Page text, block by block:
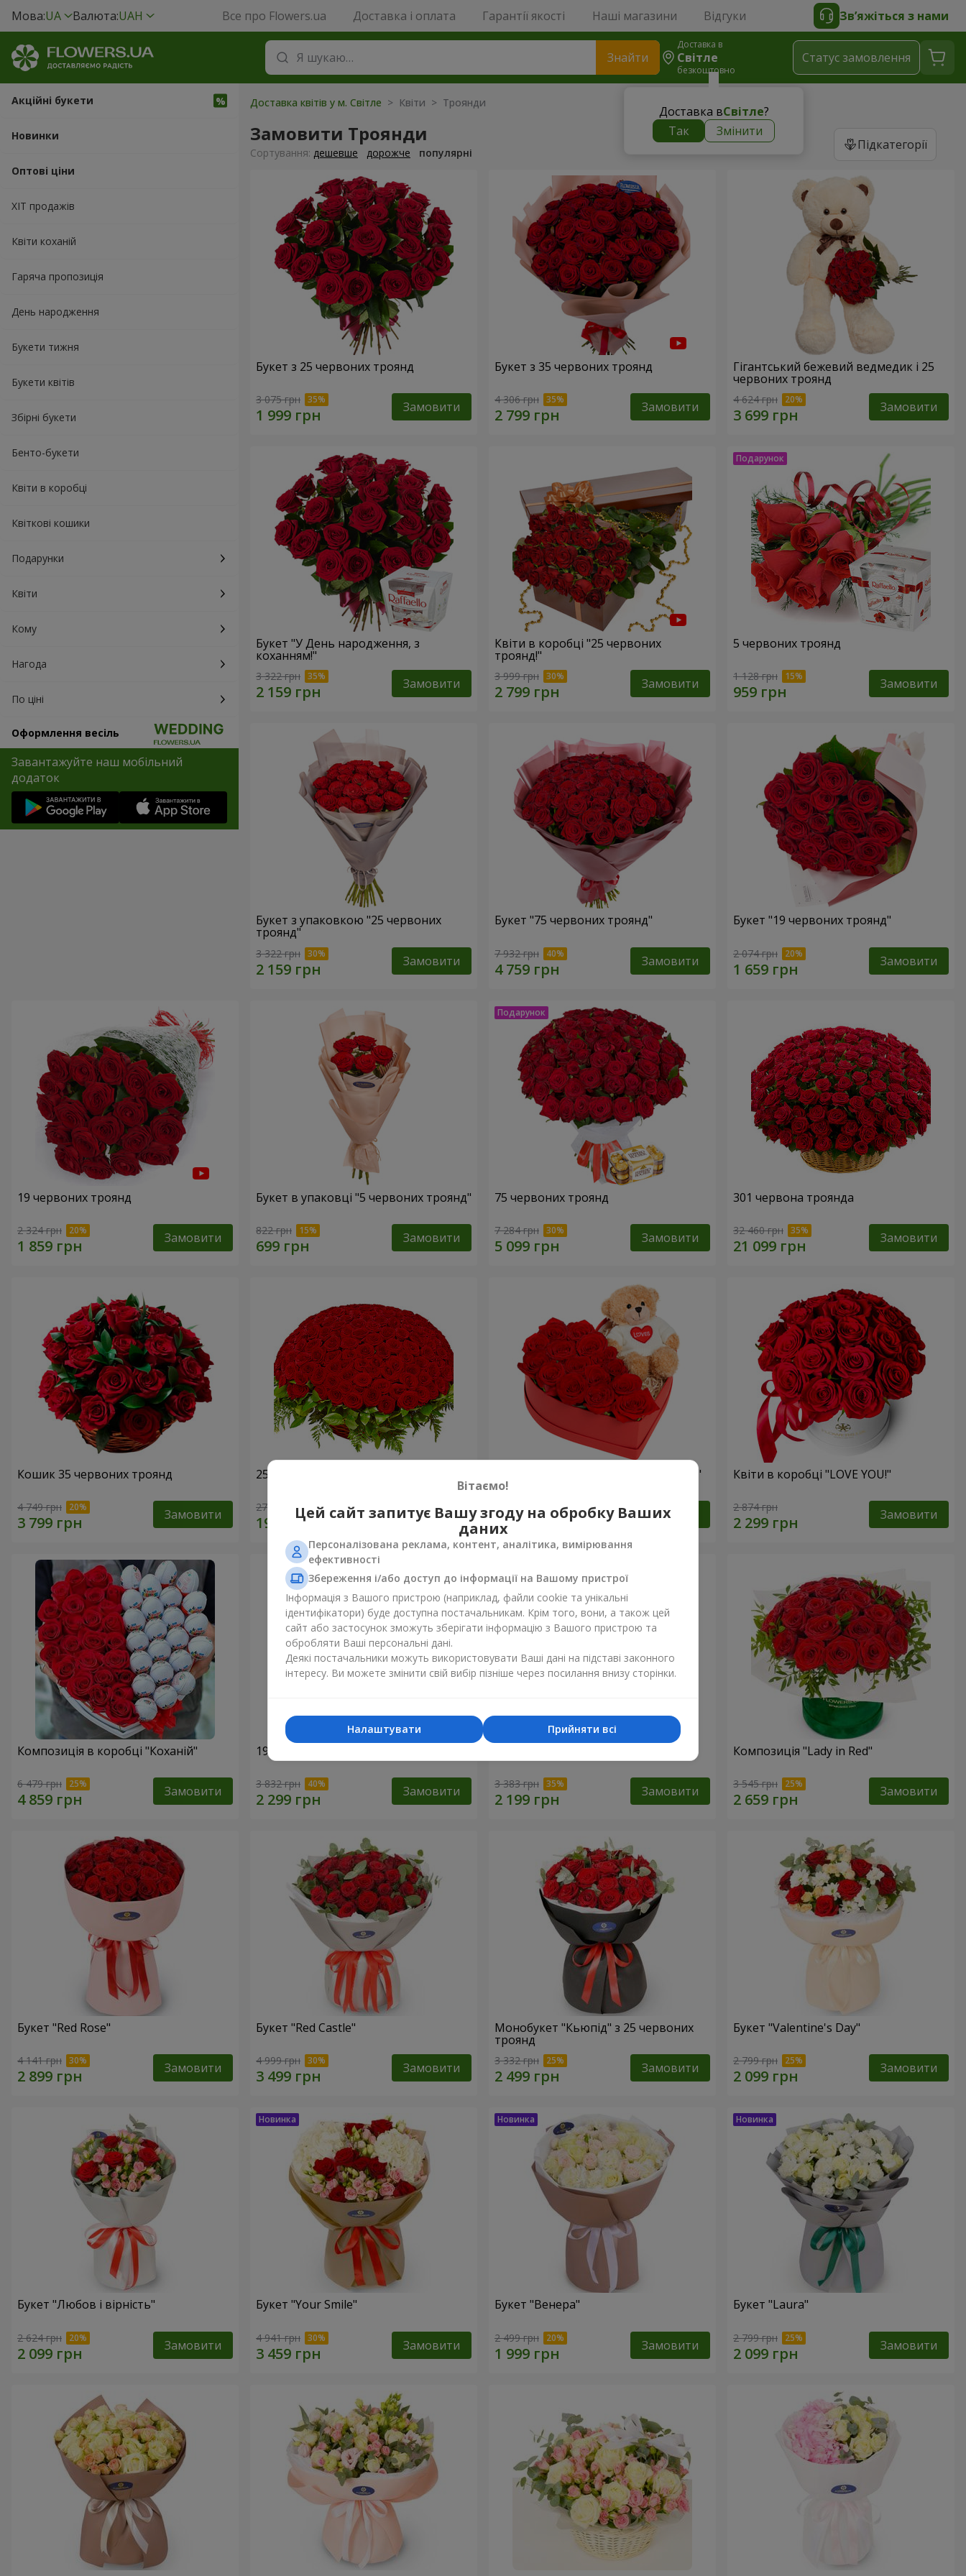
Мова:UA Валюта:UAH Все про Flowers.ua Доставка і оплата Гарантії якості Наші магазини Відгуки Зв’яжіться з нами
Знайти
Доставка в
Світле
безкоштовно
Доставка вСвітле?
Так
Змінити
Статус замовлення
Акційні букети
Новинки
Оптові ціни
ХІТ продажів
Квіти коханій
Гаряча пропозиція
День народження
Букети тижня
Букети квітів
Збірні букети
Бенто-букети
Квіти в коробці
Квіткові кошики
Подарунки
Квіти
Кому
Нагода
По ціні
Оформлення весіль
Завантажуйте наш мобільний
додаток
Доставка квітів у м. Світле > Квіти > Троянди
Замовити Троянди Підкатегорії
Сортування: дешевше дорожче популярні
Букет з 25 червоних троянд
3 075 грн Замовити
Букет з 35 червоних троянд
4 306 грн Замовити
Гігантський бежевий ведмедик і 25
червоних троянд
4 624 грн Замовити
Букет "У День народження, з
коханням!"
3 322 грн Замовити
Квіти в коробці "25 червоних
троянд!"
3 999 грн Замовити
5 червоних троянд
1 128 грн Замовити
Букет з упаковкою "25 червоних
троянд"
3 322 грн Замовити
Букет "75 червоних троянд"
7 932 грн Замовити
Букет "19 червоних троянд"
2 074 грн Замовити
19 червоних троянд
2 324 грн Замовити
Букет в упаковці "5 червоних троянд"
822 грн Замовити
75 червоних троянд
7 284 грн Замовити
301 червона троянда
32 460 грн Замовити
Кошик 35 червоних троянд
4 749 грн Замовити
251 червона троянда
27 427 грн Замовити
Композиція "Зворушливий презент"
2 332 грн Замовити
Квіти в коробці "LOVE YOU!"
2 874 грн Замовити
Композиція в коробці "Коханій"
6 479 грн Замовити
19 червоних троянд з Пандою
3 832 грн Замовити 3 383 грн Замовити
Композиція "Lady in Red"
3 545 грн Замовити
Букет "Red Rose"
4 141 грн Замовити
Букет "Red Castle"
4 999 грн Замовити
Монобукет "Кьюпід" з 25 червоних
троянд
3 332 грн Замовити
Букет "Valentine's Day"
2 799 грн Замовити
Букет "Любов і вірність"
2 624 грн Замовити
Букет "Your Smile"
4 941 грн Замовити
Букет "Венера"
2 499 грн Замовити
Букет "Laura"
2 799 грн Замовити
Вітаємо!
Цей сайт запитує Вашу згоду на обробку Ваших
даних
Персоналізована реклама, контент, аналітика, вимірювання
ефективності
Збереження і/або доступ до інформації на Вашому пристрої
Інформація з Вашого пристрою (наприклад, файли cookie та унікальні
ідентифікатори) буде доступна постачальникам. Крім того, вони, а також цей
сайт або застосунок зможуть зберігати інформацію з Вашого пристрою та
обробляти Ваші персональні дані.
Деякі постачальники можуть використовувати Ваші дані на підставі законного
інтересу. Ви можете змінити свій вибір пізніше через посилання внизу сторінки.
Прийняти всі
Налаштувати